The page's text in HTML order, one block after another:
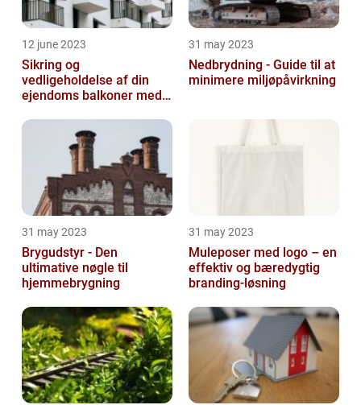
12 june 2023
Sikring og
vedligeholdelse af din
ejendoms balkoner med
31 may 2023
Nedbrydning - Guide til at
minimere miljøpåvirkning
31 may 2023
Brygudstyr - Den
ultimative nøgle til
hjemmebrygning
31 may 2023
Muleposer med logo – en
effektiv og bæredygtig
branding-løsning